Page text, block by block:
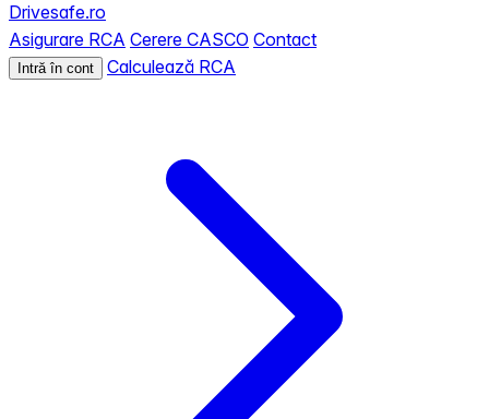
Drivesafe.ro
Asigurare RCA Cerere CASCO Contact
Intră în cont Calculează RCA